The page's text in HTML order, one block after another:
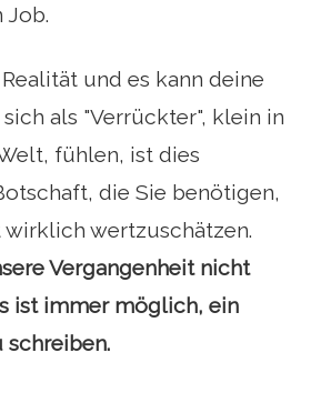
Job.
und es kann deine
sich als "Verrückter", klein in
fühlen, ist dies
die Sie benötigen,
wertzuschätzen.
Vergangenheit nicht
ist immer möglich, ein
schreiben.